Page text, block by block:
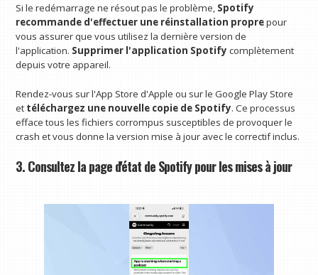
Si le redémarrage ne résout pas le problème, Spotify
recommande d'effectuer une réinstallation proprepour
vous assurer que vous utilisez la dernière version de
l'application. Supprimer l'application Spotifycomplètement
depuis votre appareil.
Rendez-vous sur l'App Store d'Apple ou sur le Google Play Store
et téléchargez une nouvelle copie de Spotify. Ce processus
efface tous les fichiers corrompus susceptibles de provoquer le
crash et vous donne la version mise à jour avec le correctif inclus.
3. Consultez la page d'état de Spotify pour les mises à jour